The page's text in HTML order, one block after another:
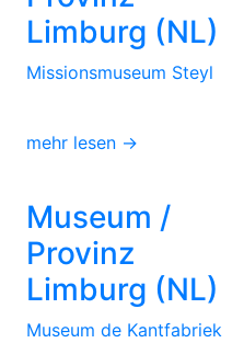
Limburg (NL)
Missionsmuseum Steyl
mehr lesen →
Museum /
Provinz
Limburg (NL)
Museum de Kantfabriek